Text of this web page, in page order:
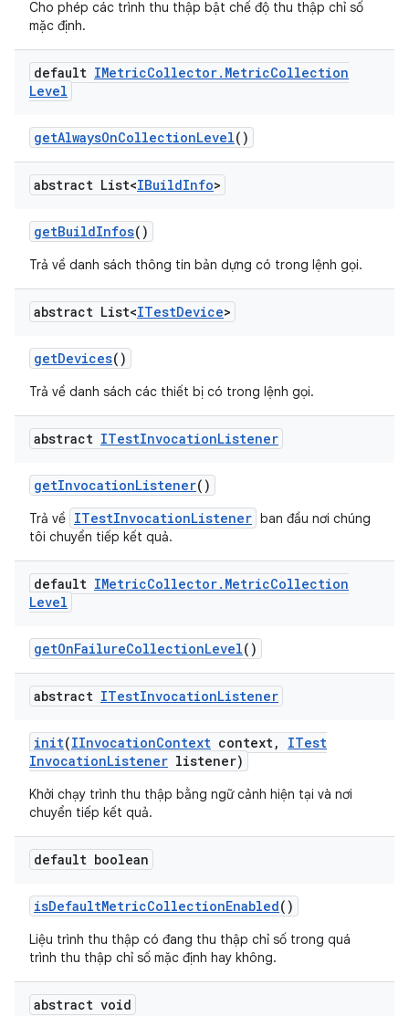
Cho phép các trình thu thập bật chế độ thu thập chỉ số
mặc định.
default IMetricCollector. MetricCollection
Level
getAlwaysOnCollectionLevel()
abstract List<IBuildInfo>
getBuildInfos()
Trả về danh sách thông tin bản dựng có trong lệnh gọi.
abstract List<ITestDevice>
getDevices()
Trả về danh sách các thiết bị có trong lệnh gọi.
abstract ITestInvocationListener
getInvocationListener()
Trả về ITestInvocationListener ban đầu nơi chúng
tôi chuyển tiếp kết quả.
default IMetricCollector. MetricCollection
Level
getOnFailureCollectionLevel()
abstract ITestInvocationListener
init(IInvocationContext context,
ITest
InvocationListener listener)
Khởi chạy trình thu thập bằng ngữ cảnh hiện tại và nơi
chuyển tiếp kết quả.
default boolean
isDefaultMetricCollectionEnabled()
Liệu trình thu thập có đang thu thập chỉ số trong quá
trình thu thập chỉ số mặc định hay không.
abstract void